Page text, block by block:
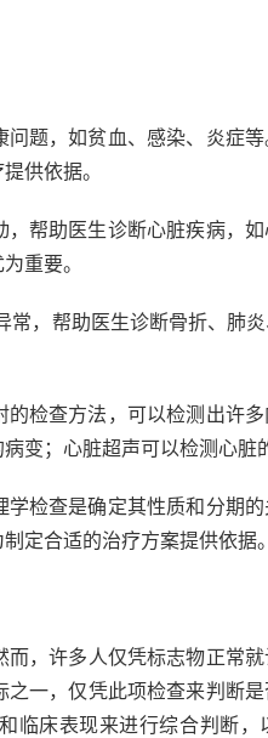
题，如贫血、感染、炎症
供依据。
帮助医生诊断心脏疾病，
重要。
，帮助医生诊断骨折、肺
检查方法，可以检测出许多
变；心脏超声可以检测心脏
检查是确定其性质和分期
定合适的治疗方案提供依据。
，许多人仅凭标志物正常
一，仅凭此项检查来判断
临床表现来进行综合判断